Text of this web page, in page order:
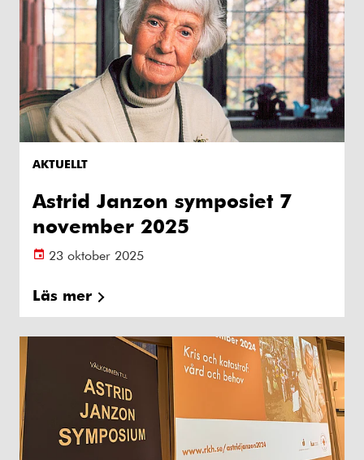
AKTUELLT
Astrid Janzon symposiet 7
november 2025
23 oktober 2025
Läs mer